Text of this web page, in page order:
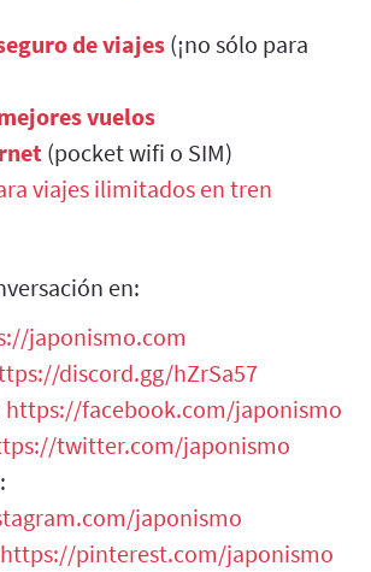
de viajes(¡no sólo para
vuelos
(pocket wifi o SIM)
viajes ilimitados en tren
en:
japonismo.com
discord.gg/hZrSa57
https://facebook.com/japonismo
twitter.com/japonismo
japonismo
https://pinterest.com/japonismo